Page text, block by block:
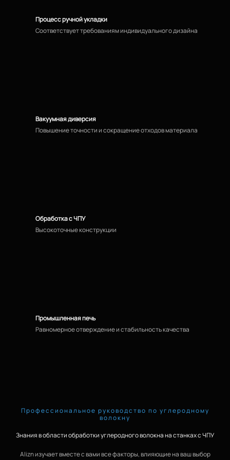
Процесс ручной укладки
Соответствует требованиям индивидуального дизайна
Вакуумная диверсия
Повышение точности и сокращение отходов материала
Обработка с ЧПУ
Высокоточные конструкции
Промышленная печь
Равномерное отверждение и стабильность качества
Профессиональное руководство по углеродному
волокну
Знания в области обработки углеродного волокна на станках с ЧПУ
Alizn изучает вместе с вами все факторы, влияющие на ваш выбор